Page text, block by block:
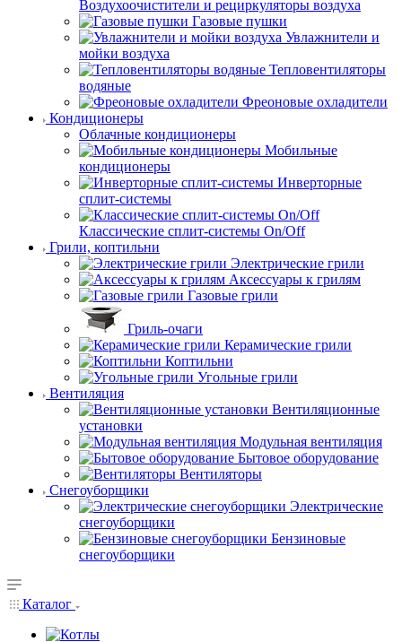
Воздухоочистители и рециркуляторы воздуха
Газовые пушки
Увлажнители и
мойки воздуха
Тепловентиляторы
водяные
Фреоновые охладители
Кондиционеры
Облачные кондиционеры
Мобильные
кондиционеры
Инверторные
сплит-системы
Классические сплит-системы On/Off
Грили, коптильни
Электрические грили
Аксессуары к грилям
Газовые грили
Гриль-очаги
Керамические грили
Коптильни
Угольные грили
Вентиляция
Вентиляционные
установки
Модульная вентиляция
Бытовое оборудование
Вентиляторы
Снегоуборщики
Электрические
снегоуборщики
Бензиновые
снегоуборщики
Каталог